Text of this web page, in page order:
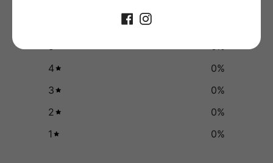
0 reseñas
4
0%
3
0%
2
0%
1
0%